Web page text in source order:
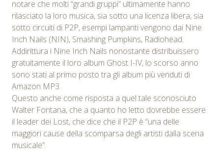
notare che molti “grandi gruppi” ultimamente hanno
rilasciato la loro musica, sia sotto una licenza libera, sia
sotto circuiti di P2P, esempi lampanti vengono dai Nine
Inch Nails (NIN), Smashing Pumpkins, Radiohead.
Addirittura i Nine Inch Nails nonostante distribuissero
gratuitamente il loro album Ghost I-IV, lo scorso anno
sono stati al primo posto tra gli album più venduti di
Amazon MP3.
Questo anche come risposta a quel tale sconosciuto
Walter Fontana, che a quanto ho letto dovrebbe essere
il leader dei Lost, che dice che il P2P è “una delle
maggiori cause della scomparsa degli artisti dalla scena
musicale”.